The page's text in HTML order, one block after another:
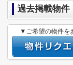
過去掲載物件
▼ご希望の物件を